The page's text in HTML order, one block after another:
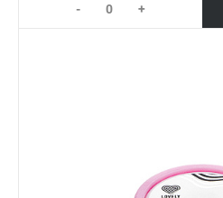
- +